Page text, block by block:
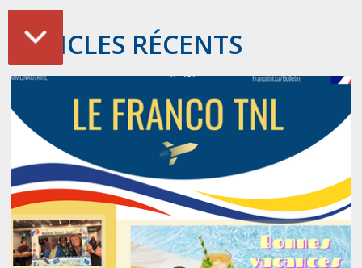
ARTICLES RÉCENTS